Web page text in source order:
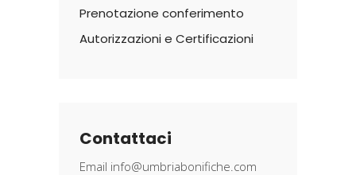
Prenotazione conferimento
Autorizzazioni e Certificazioni
Contattaci
Email info@umbriabonifiche.com